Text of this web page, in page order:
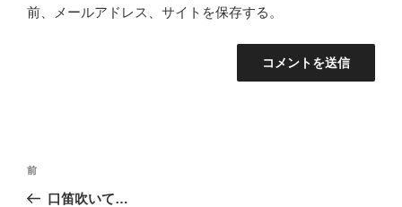
前、メールアドレス、サイトを保存する。
投
前
の
前
口笛吹いて…